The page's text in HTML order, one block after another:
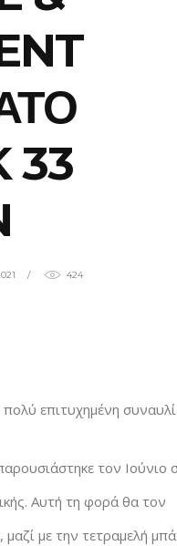
33
424
επιτυχημένη
τον Ιούνιο
Αυτή τη φορά θα τον
, μαζί με την τετραμελή